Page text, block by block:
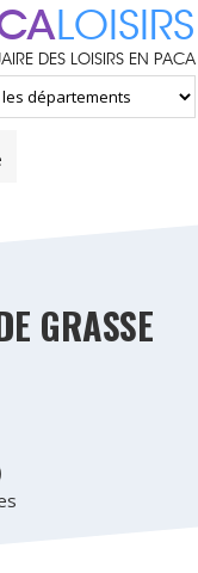
LOISIRS
DES LOISIRS EN PACA
GRASSE